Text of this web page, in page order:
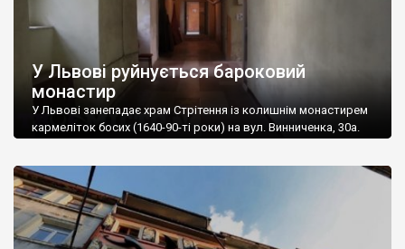
У Львові руйнується бароковий
монастир
У Львові занепадає храм Стрітення із колишнім монастирем
кармеліток босих (1640-90-ті роки) на вул. Винниченка, 30а.
державного підприємства «Система». 75% архітектурної
пам’ятки, що перебуває у державній власності, – на межі
руйнування. У цій частині немає ні замків, ні охоронців, […]